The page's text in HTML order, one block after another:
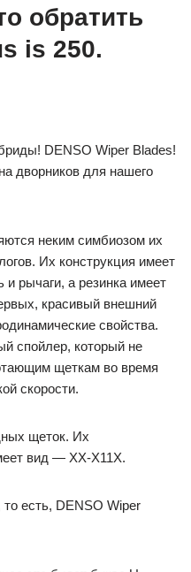
обратить
is 250.
DENSO Wiper Blades!
дворников для нашего
неким симбиозом их
Их конструкция имеет
рычаги, а резинка имеет
красивый внешний
свойства.
спойлер, который не
щеткам во время
скорости.
щеток. Их
вид — ХХ-Х11Х.
есть, DENSO Wiper